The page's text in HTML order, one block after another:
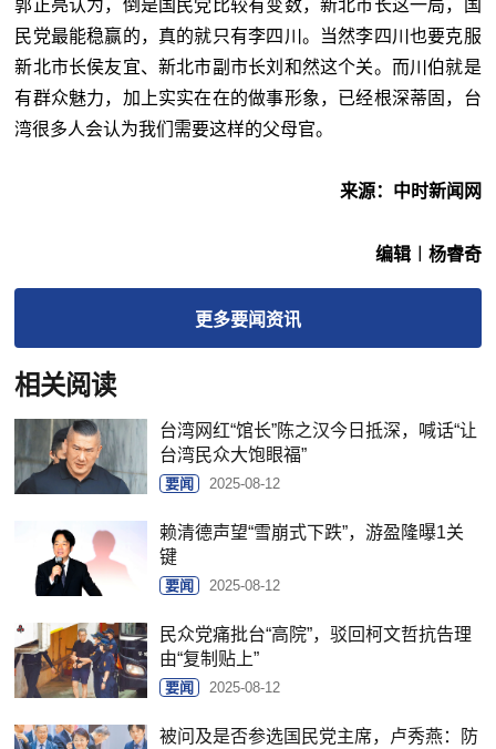
郭正亮认为，倒是国民党比较有变数，新北市长这一局，国
民党最能稳赢的，真的就只有李四川。当然李四川也要克服
新北市长侯友宜、新北市副市长刘和然这个关。而川伯就是
有群众魅力，加上实实在在的做事形象，已经根深蒂固，台
湾很多人会认为我们需要这样的父母官。
来源：中时新闻网
编辑︱杨睿奇
更多要闻资讯
相关阅读
台湾网红“馆长”陈之汉今日抵深，喊话“让
台湾民众大饱眼福”
要闻 2025-08-12
赖清德声望“雪崩式下跌”，游盈隆曝1关
键
要闻 2025-08-12
民众党痛批台“高院”，驳回柯文哲抗告理
由“复制贴上”
要闻 2025-08-12
被问及是否参选国民党主席，卢秀燕：防